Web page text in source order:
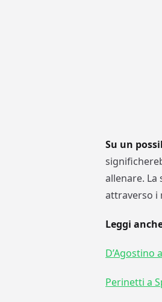
Su un
allenare.
attraverso i
Leggi
D’Agostino
Perinetti a